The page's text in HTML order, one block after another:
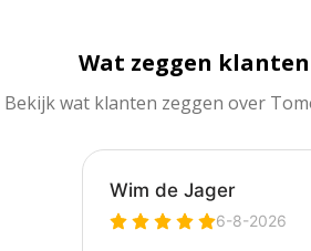
Wat zeggen
Bekijk wat klanten zeggen over